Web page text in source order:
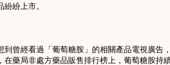
紛上市。
曾經看過「葡萄糖胺」的相關產品電視廣告
藥局非處方藥品販售排行榜上，葡萄糖胺持